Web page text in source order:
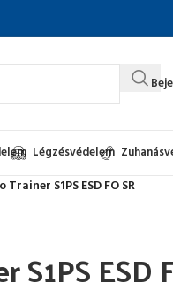
Légzésvédelem
S1PS ESD FO SR
ESD